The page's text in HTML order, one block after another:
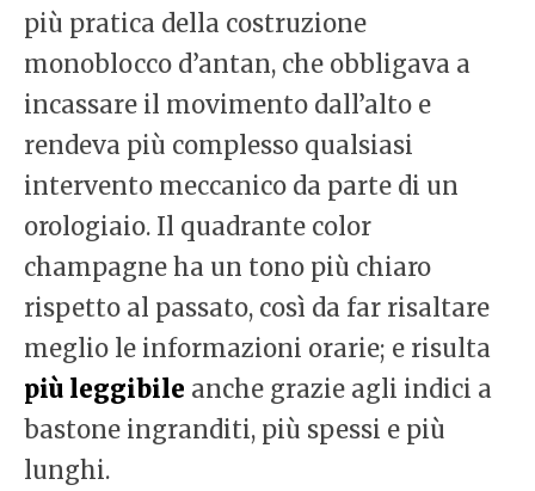
più pratica della costruzione
monoblocco d’antan, che obbligava a
incassare il movimento dall’alto e
rendeva più complesso qualsiasi
intervento meccanico da parte di un
orologiaio. Il quadrante color
champagne ha un tono più chiaro
rispetto al passato, così da far risaltare
meglio le informazioni orarie; e risulta
più leggibile anche grazie agli indici a
bastone ingranditi, più spessi e più
lunghi.